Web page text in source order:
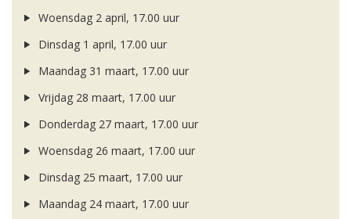
Woensdag 2 april, 17.00 uur
Dinsdag 1 april, 17.00 uur
Maandag 31 maart, 17.00 uur
Vrijdag 28 maart, 17.00 uur
Donderdag 27 maart, 17.00 uur
Woensdag 26 maart, 17.00 uur
Dinsdag 25 maart, 17.00 uur
Maandag 24 maart, 17.00 uur